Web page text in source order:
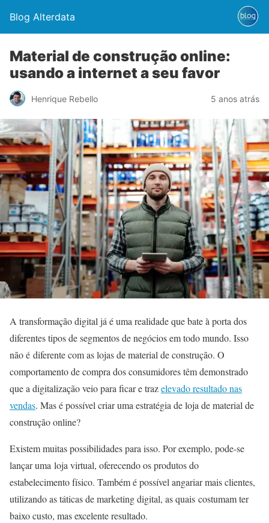
Blog Alterdata
Material de construção online:
usando a internet a seu favor
Henrique Rebello 5 anos atrás
A transformação digital já é uma realidade que bate à porta dos
diferentes tipos de segmentos de negócios em todo mundo. Isso
não é diferente com as lojas de material de construção. O
comportamento de compra dos consumidores têm demonstrado
que a digitalização veio para ficar e trazelevado resultado nas
vendas. Mas é possível criar uma estratégia de loja de material de
construção online?
Existem muitas possibilidades para isso. Por exemplo, pode-se
lançar uma loja virtual, oferecendo os produtos do
estabelecimento físico. Também é possível angariar mais clientes,
utilizando as táticas de marketing digital, as quais costumam ter
baixo custo, mas excelente resultado.